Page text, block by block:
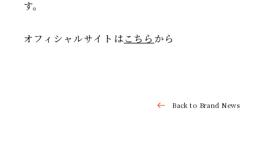
す。
オフィシャルサイトはこちら から
Back to Brand News